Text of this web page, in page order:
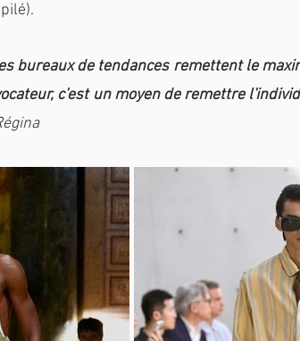
bureaux de tendances remettent le
c'est un moyen de remettre